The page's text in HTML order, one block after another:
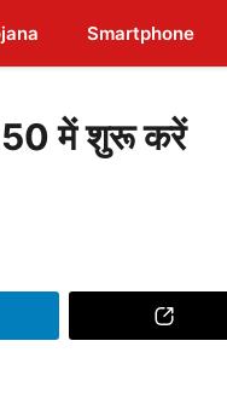
Smartphone
में शुरू करें